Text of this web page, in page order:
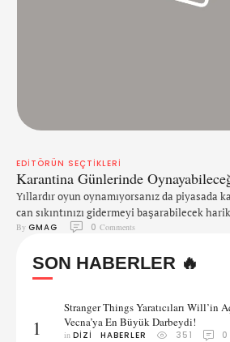
EDITÖRÜN SEÇTIKLERI
Karantina Günlerinde
Yıllardır oyun oynamıyorsanız da piyasada
can sıkıntınızı gidermeyi başarabilecek
bulunuyor. Hazır evden dışarı çıkamıyorken
için Mass Effect gibi klasikleşmiş oyunları
ortaya 9 kuir oyun çıkardık. Bu oyunlar
By GMAG 0 Comments
SON HABERLER 🔥
1
Stranger Things Yaratıcıları Will’in
Vecna’ya En Büyük Darbeydi!
in DIZI HABERLER 351 0